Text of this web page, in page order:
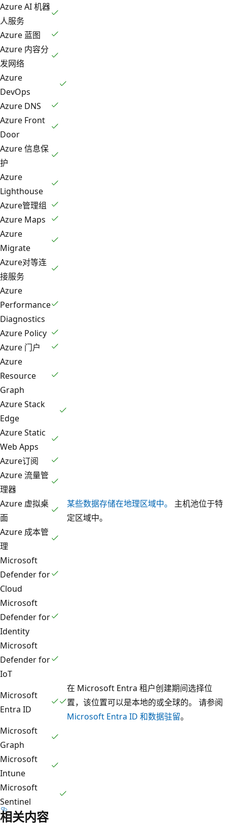
Azure AI 机器
人服务
Azure 蓝图
Azure 内容分
发网络
Azure
DevOps
Azure DNS
Azure Front
Door
Azure 信息保
护
Azure
Lighthouse
Azure管理组
Azure Maps
Azure
Migrate
Azure对等连
接服务
Azure
Performance
Diagnostics
Azure Policy
Azure 门户
Azure
Resource
Graph
Azure Stack
Edge
Azure Static
Web Apps
Azure订阅
Azure 流量管
理器
Azure 虚拟桌
面
某些数据存储在地理区域中。
主机池位于特
定区域中。
Azure 成本管
理
Microsoft
Defender for
Cloud
Microsoft
Defender for
Identity
Microsoft
Defender for
IoT
Microsoft
Entra ID
在 Microsoft Entra 租户创建期间选择位
置，该位置可以是本地的或全球的。 请参阅
Microsoft Entra ID 和数据驻留。
Microsoft
Graph
Microsoft
Intune
Microsoft
Sentinel
相关内容